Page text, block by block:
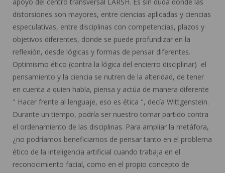
distorsiones son mayores, entre ciencias aplicadas y ciencias
especulativas, entre disciplinas con competencias, plazos y
objetivos diferentes, donde se puede profundizar en la
reflexión, desde lógicas y formas de pensar diferentes.
Optimismo ético (contra la lógica del encierro disciplinar) el
pensamiento y la ciencia se nutren de la alteridad, de tener
en cuenta a quien habla, piensa y actúa de manera diferente
" Hacer frente al lenguaje, eso es ética ", decía Wittgenstein.
Durante un tiempo, podría ser nuestro tomar partido contra
el ordenamiento de las disciplinas. Para ampliar la metáfora,
¿no podríamos beneficiarnos de pensar tanto en el problema
ético de la inteligencia artificial cuando trabaja en el
reconocimiento facial, como en el propio concepto de